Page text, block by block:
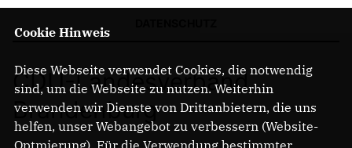
CDU-Landesverband
Brandenburg
Cookie Hinweis
Diese Webseite verwendet Cookies, die notwendig
sind, um die Webseite zu nutzen. Weiterhin
verwenden wir Dienste von Drittanbietern, die uns
helfen, unser Webangebot zu verbessern (Website-
Optmierung). Für die Verwendung bestimmter